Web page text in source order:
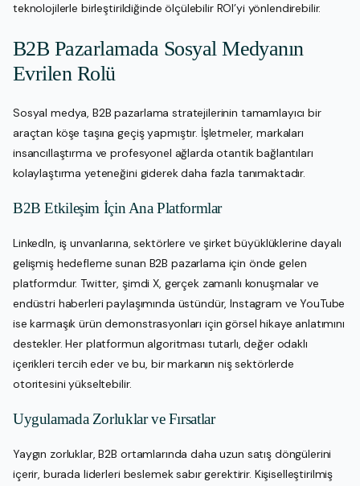
teknolojilerle birleştirildiğinde ölçülebilir ROI’yi yönlendirebilir.
B2B Pazarlamada Sosyal Medyanın
Evrilen Rolü
Sosyal medya, B2B pazarlama stratejilerinin tamamlayıcı bir
araçtan köşe taşına geçiş yapmıştır. İşletmeler, markaları
insancıllaştırma ve profesyonel ağlarda otantik bağlantıları
kolaylaştırma yeteneğini giderek daha fazla tanımaktadır.
B2B Etkileşim İçin Ana Platformlar
LinkedIn, iş unvanlarına, sektörlere ve şirket büyüklüklerine dayalı
gelişmiş hedefleme sunan B2B pazarlama için önde gelen
platformdur. Twitter, şimdi X, gerçek zamanlı konuşmalar ve
endüstri haberleri paylaşımında üstündür, Instagram ve YouTube
ise karmaşık ürün demonstrasyonları için görsel hikaye anlatımını
destekler. Her platformun algoritması tutarlı, değer odaklı
içerikleri tercih eder ve bu, bir markanın niş sektörlerde
otoritesini yükseltebilir.
Uygulamada Zorluklar ve Fırsatlar
Yaygın zorluklar, B2B ortamlarında daha uzun satış döngülerini
içerir, burada liderleri beslemek sabır gerektirir. Kişiselleştirilmiş